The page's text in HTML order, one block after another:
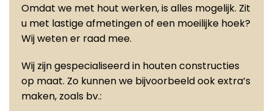
Omdat we met hout werken, is alles mogelijk. Zit
u met lastige afmetingen of een moeilijke hoek?
Wij weten er raad mee.
Wij zijn gespecialiseerd in houten constructies
op maat. Zo kunnen we bijvoorbeeld ook extra’s
maken, zoals bv.: